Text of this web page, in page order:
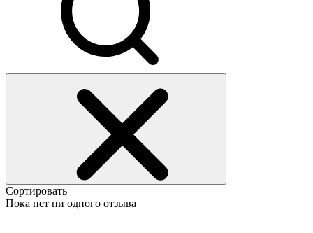
Сортировать
Пока нет ни одного отзыва